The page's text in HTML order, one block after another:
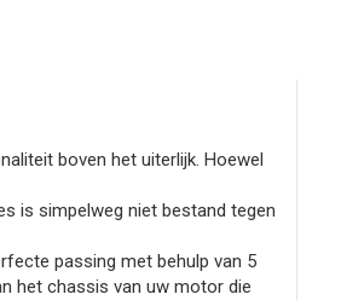
boven het uiterlijk. Hoewel
is simpelweg niet bestand tegen
passing met behulp van 5
het chassis van uw motor die